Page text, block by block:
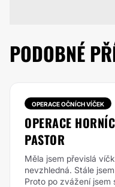
PODOBNÉ
OPERACE OČNÍCH VÍČEK
OPERACE
PASTOR
Měla jsem převislá
nevzhledná. Stále
Proto po zvážení